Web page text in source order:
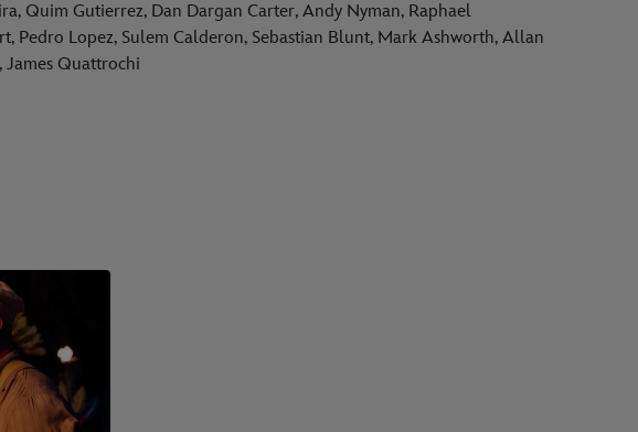
Quim Gutierrez, Dan Dargan Carter, Andy Nyman, Raphael
Pedro Lopez, Sulem Calderon, Sebastian Blunt, Mark Ashworth, Allan
James Quattrochi